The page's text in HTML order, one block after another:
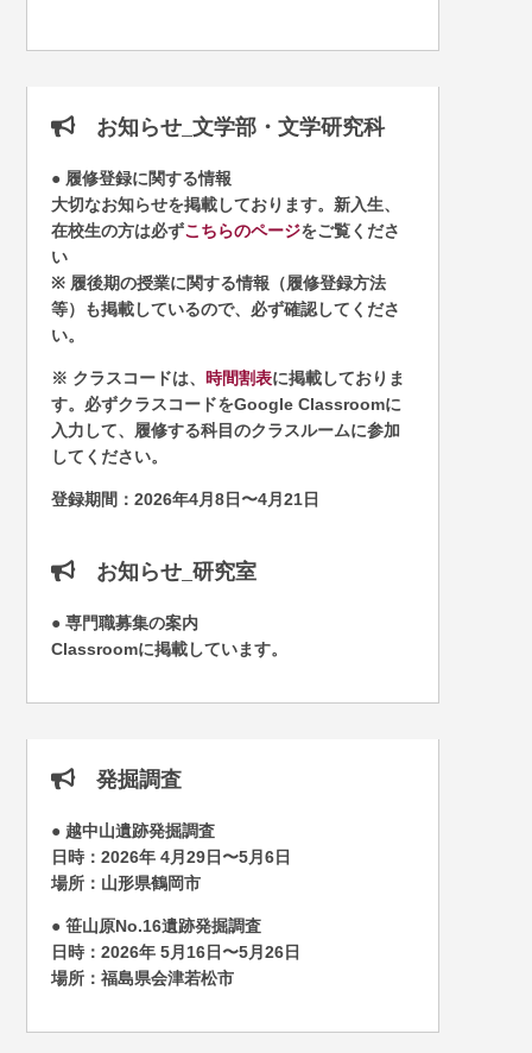
お知らせ_文学部・文学研究科
● 履修登録に関する情報
大切なお知らせを掲載しております。新入生、
在校生の方は必ずこちらのページをご覧くださ
い
※ 履後期の授業に関する情報（履修登録方法
等）も掲載しているので、必ず確認してくださ
い。
※ クラスコードは、 時間割表に掲載しておりま
す。必ずクラスコードをGoogle Classroomに
入力して、履修する科目のクラスルームに参加
してください。
登録期間：2026年4月8日〜4月21日
お知らせ_研究室
● 専門職募集の案内
Classroomに掲載しています。
発掘調査
● 越中山遺跡発掘調査
日時：2026年 4月29日〜5月6日
場所：山形県鶴岡市
● 笹山原No.16遺跡発掘調査
日時：2026年 5月16日〜5月26日
場所：福島県会津若松市